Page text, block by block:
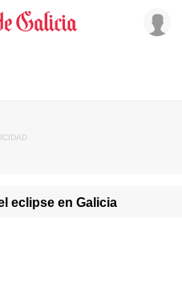
eclipse en Galicia